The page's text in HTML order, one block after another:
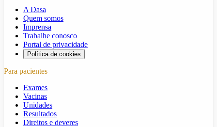
A Dasa
Quem somos
Imprensa
Trabalhe conosco
Portal de privacidade
Política de cookies
Para pacientes
Exames
Vacinas
Unidades
Resultados
Direitos e deveres